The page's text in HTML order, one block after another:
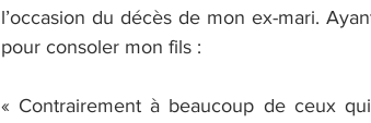
l’occasion du décès de mon ex-mari.
pour consoler mon fils :
« Contrairement à beaucoup de ceux